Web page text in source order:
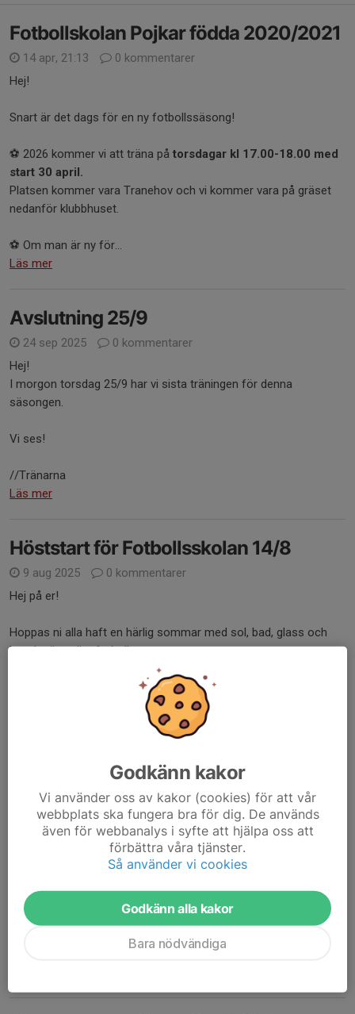
Fotbollskolan Pojkar födda 2020/2021
14 apr, 21:13
0 kommentarer
Hej!
Snart är det dags för en ny fotbollssäsong!
⚽ 2026 kommer vi att träna på torsdagar kl 17.00-18.00 med
start 30 april.
Platsen kommer vara Tranehov och vi kommer vara på gräset
nedanför klubbhuset.
⚽ Om man är ny för...
Läs mer
Avslutning 25/9
24 sep 2025
0 kommentarer
Hej!
I morgon torsdag 25/9 har vi sista träningen för denna
säsongen.
Vi ses!
//Tränarna
Läs mer
Höststart för Fotbollsskolan 14/8
9 aug 2025
0 kommentarer
Hej på er!
Hoppas ni alla haft en härlig sommar med sol, bad, glass och
kanske även lite fotboll.
På torsdag 14/8 17.15 kör vi igång med fotbollen igen. Precis
som i slutet av vårsäsongen är vi längst bort på planen och...
29 apr 2025
0 kommentarer
Även om det är röd dag på torsdag tänker vi att vi har träning för
Jättekul att se så många i torsdags, hoppas ni tyckte det var
Vi märkte dock att en timme är väldigt länge att hålla ork...
Godkänn kakor
Vi använder oss av kakor (cookies) för att vår
webbplats ska fungera bra för dig. De används
även för webbanalys i syfte att hjälpa oss att
förbättra våra tjänster.
Så använder vi cookies
Godkänn alla kakor
Bara nödvändiga